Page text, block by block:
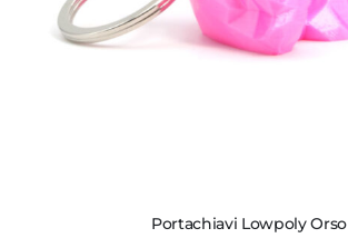
Portachiavi Lowpoly Orso